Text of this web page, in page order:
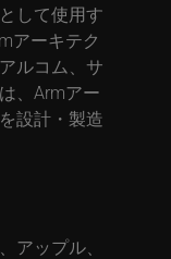
して使用す
アーキテク
ルコム、サ
、Armアー
設計・製造
アップル、